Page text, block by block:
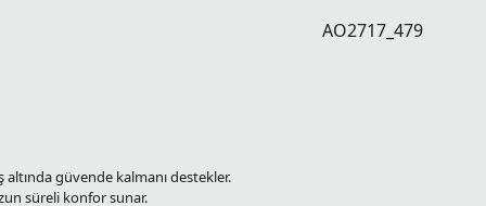
AO2717_479
altında güvende kalmanı destekler.
süreli konfor sunar.